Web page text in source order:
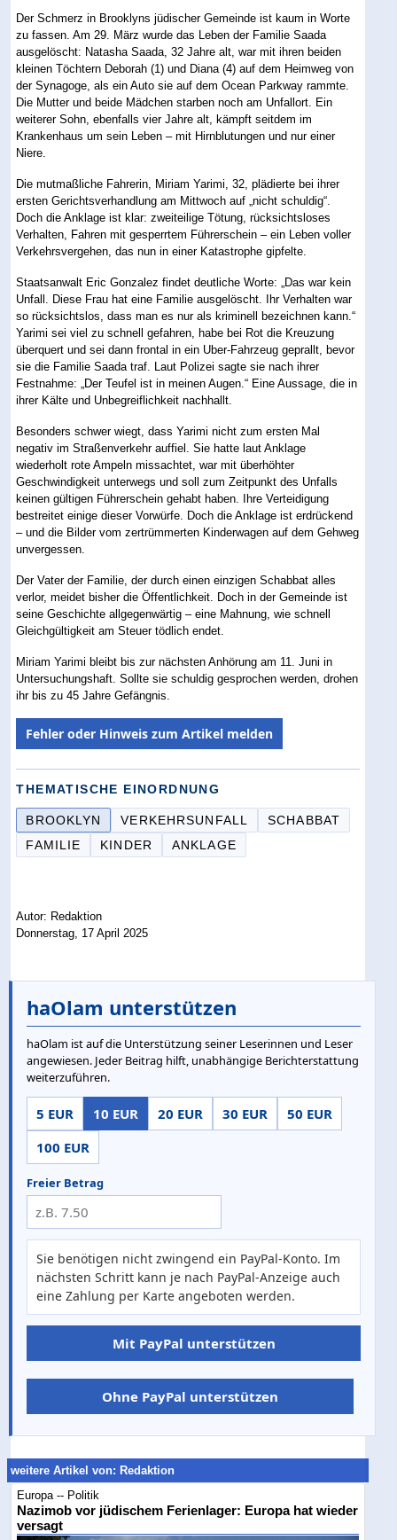
Der Schmerz in Brooklyns jüdischer Gemeinde ist kaum in Worte
zu fassen. Am 29. März wurde das Leben der Familie Saada
ausgelöscht: Natasha Saada, 32 Jahre alt, war mit ihren beiden
kleinen Töchtern Deborah (1) und Diana (4) auf dem Heimweg von
der Synagoge, als ein Auto sie auf dem Ocean Parkway rammte.
Die Mutter und beide Mädchen starben noch am Unfallort. Ein
weiterer Sohn, ebenfalls vier Jahre alt, kämpft seitdem im
Krankenhaus um sein Leben – mit Hirnblutungen und nur einer
Niere.
Die mutmaßliche Fahrerin, Miriam Yarimi, 32, plädierte bei ihrer
ersten Gerichtsverhandlung am Mittwoch auf „nicht schuldig“.
Doch die Anklage ist klar: zweiteilige Tötung, rücksichtsloses
Verhalten, Fahren mit gesperrtem Führerschein – ein Leben voller
Verkehrsvergehen, das nun in einer Katastrophe gipfelte.
Staatsanwalt Eric Gonzalez findet deutliche Worte: „Das war kein
Unfall. Diese Frau hat eine Familie ausgelöscht. Ihr Verhalten war
so rücksichtslos, dass man es nur als kriminell bezeichnen kann.“
Yarimi sei viel zu schnell gefahren, habe bei Rot die Kreuzung
überquert und sei dann frontal in ein Uber-Fahrzeug geprallt, bevor
sie die Familie Saada traf. Laut Polizei sagte sie nach ihrer
Festnahme: „Der Teufel ist in meinen Augen.“ Eine Aussage, die in
ihrer Kälte und Unbegreiflichkeit nachhallt.
Besonders schwer wiegt, dass Yarimi nicht zum ersten Mal
negativ im Straßenverkehr auffiel. Sie hatte laut Anklage
wiederholt rote Ampeln missachtet, war mit überhöhter
Geschwindigkeit unterwegs und soll zum Zeitpunkt des Unfalls
keinen gültigen Führerschein gehabt haben. Ihre Verteidigung
bestreitet einige dieser Vorwürfe. Doch die Anklage ist erdrückend
– und die Bilder vom zertrümmerten Kinderwagen auf dem Gehweg
unvergessen.
Der Vater der Familie, der durch einen einzigen Schabbat alles
verlor, meidet bisher die Öffentlichkeit. Doch in der Gemeinde ist
seine Geschichte allgegenwärtig – eine Mahnung, wie schnell
Gleichgültigkeit am Steuer tödlich endet.
Miriam Yarimi bleibt bis zur nächsten Anhörung am 11. Juni in
Untersuchungshaft. Sollte sie schuldig gesprochen werden, drohen
ihr bis zu 45 Jahre Gefängnis.
Fehler oder Hinweis zum Artikel melden
THEMATISCHE EINORDNUNG
BROOKLYN VERKEHRSUNFALL
SCHABBAT
FAMILIE
KINDER ANKLAGE
Autor: Redaktion
Donnerstag, 17 April 2025
haOlam unterstützen
haOlam ist auf die Unterstützung seiner Leserinnen und Leser
angewiesen. Jeder Beitrag hilft, unabhängige Berichterstattung
weiterzuführen.
5 EUR 10 EUR 20 EUR 30 EUR
50 EUR
100 EUR
Freier Betrag
Sie benötigen nicht zwingend ein PayPal-Konto. Im
nächsten Schritt kann je nach PayPal-Anzeige auch
eine Zahlung per Karte angeboten werden.
Mit PayPal unterstützen
Ohne PayPal unterstützen
weitere Artikel von: Redaktion
Europa -- Politik
Nazimob vor jüdischem Ferienlager: Europa hat wieder
versagt